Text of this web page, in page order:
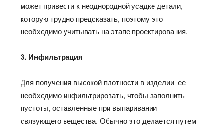
может привести к неоднородной усадке детали,
которую трудно предсказать, поэтому это
необходимо учитывать на этапе проектирования.
3. Инфильтрация
Для получения высокой плотности в изделии, ее
необходимо инфильтрировать, чтобы заполнить
пустоты, оставленные при выпаривании
связующего вещества. Обычно это делается путем